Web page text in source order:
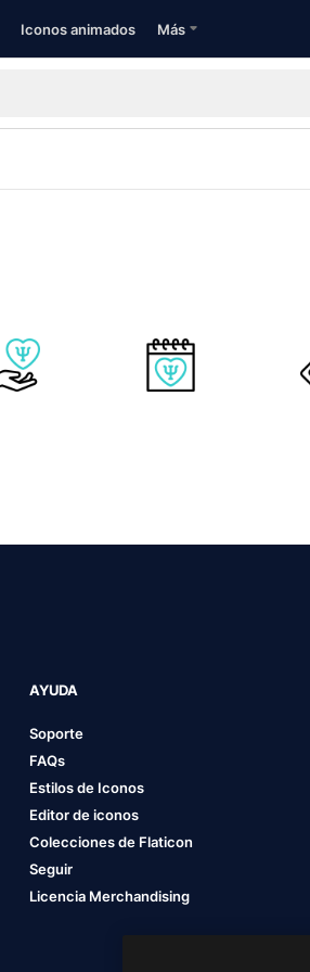
Iconos animados Más
AYUDA
Soporte
FAQs
Estilos de Iconos
Editor de iconos
Colecciones de Flaticon
Seguir
Licencia Merchandising